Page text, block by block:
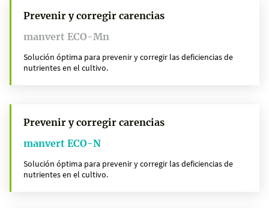
Prevenir y corregir carencias
manvert ECO-Mn
Solución óptima para prevenir y corregir las deficiencias de
nutrientes en el cultivo.
Prevenir y corregir carencias
manvert ECO-N
Solución óptima para prevenir y corregir las deficiencias de
nutrientes en el cultivo.